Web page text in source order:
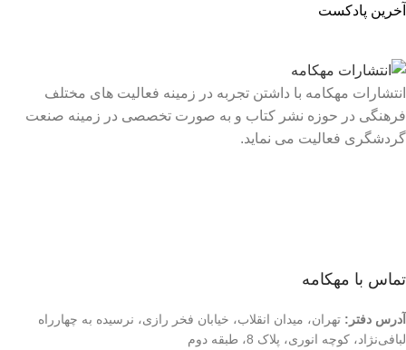
آخرین پادکست
انتشارات مهکامه با داشتن تجربه در زمینه فعالیت های مختلف
فرهنگی در حوزه نشر کتاب و به صورت تخصصی در زمینه صنعت
گردشگری فعالیت می نماید.
تماس با مهکامه
آدرس دفتر: تهران، میدان انقلاب، خیابان فخر رازی، نرسیده به چهارراه
لبافی‌نژاد، کوچه انوری، پلاک 8، طبقه دوم